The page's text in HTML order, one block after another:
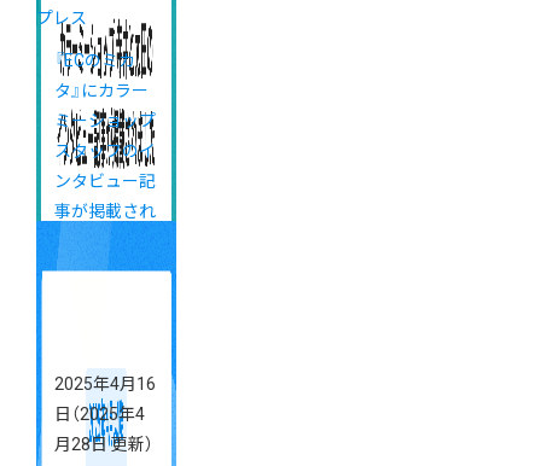
プレス
『ECのミカ
タ』にカラー
ミーショップ
スタッフのイ
ンタビュー記
事が掲載され
2025年4月16
日 （2025年4
月28日 更新）